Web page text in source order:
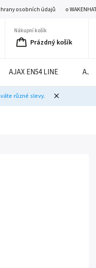
osobních údajů o
Nákupní košík
Prázdný košík
AJAX EN54 LINE
různé slevy.